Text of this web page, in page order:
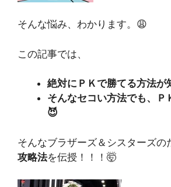
そんな悩み、わかります。😩
この記事では、
絶対にＰＫで勝てる方法が
そんなセコい方法でも、Ｐ
😈
そんなブラザーズ＆シスターズの
攻略法を伝授！！！🤯